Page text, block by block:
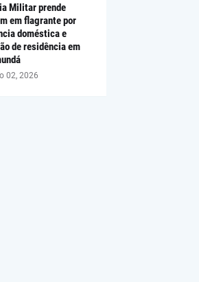
Militar prende
em flagrante por
doméstica e
de residência em
02, 2026